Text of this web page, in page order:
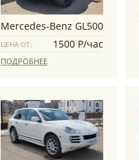
Mercedes-Benz GL500
ЦЕНА ОТ: 1500 Р/час
ПОДРОБНЕЕ